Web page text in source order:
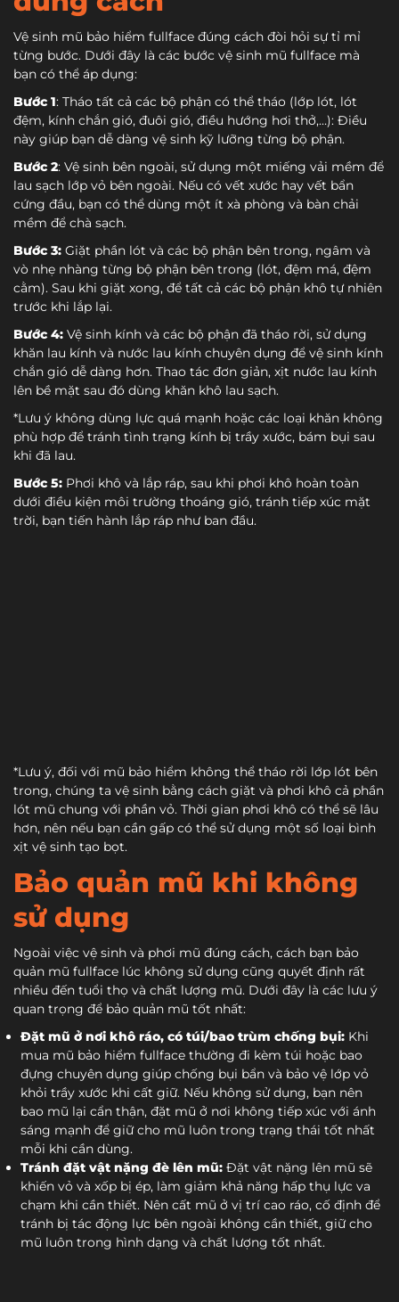
Vệ sinh mũ bảo hiểm fullface đúng cách đòi hỏi sự tỉ mỉ
từng bước. Dưới đây là các bước vệ sinh mũ fullface mà
bạn có thể áp dụng:
Bước 1: Tháo tất cả các bộ phận có thể tháo (lớp lót, lót
đệm, kính chắn gió, đuôi gió, điều hướng hơi thở,…): Điều
này giúp bạn dễ dàng vệ sinh kỹ lưỡng từng bộ phận.
Bước 2: Vệ sinh bên ngoài, sử dụng một miếng vải mềm để
lau sạch lớp vỏ bên ngoài. Nếu có vết xước hay vết bẩn
cứng đầu, bạn có thể dùng một ít xà phòng và bàn chải
mềm để chà sạch.
Bước 3: Giặt phần lót và các bộ phận bên trong, ngâm và
vò nhẹ nhàng từng bộ phận bên trong (lót, đệm má, đệm
cằm). Sau khi giặt xong, để tất cả các bộ phận khô tự nhiên
trước khi lắp lại.
Bước 4: Vệ sinh kính và các bộ phận đã tháo rời, sử dụng
khăn lau kính và nước lau kính chuyên dụng để vệ sinh kính
chắn gió dễ dàng hơn. Thao tác đơn giản, xịt nước lau kính
lên bề mặt sau đó dùng khăn khô lau sạch.
*Lưu ý không dùng lực quá mạnh hoặc các loại khăn không
phù hợp để tránh tình trạng kính bị trầy xước, bám bụi sau
khi đã lau.
Bước 5: Phơi khô và lắp ráp, sau khi phơi khô hoàn toàn
dưới điều kiện môi trường thoáng gió, tránh tiếp xúc mặt
trời, bạn tiến hành lắp ráp như ban đầu.
*Lưu ý, đối với mũ bảo hiểm không thể tháo rời lớp lót bên
trong, chúng ta vệ sinh bằng cách giặt và phơi khô cả phần
lót mũ chung với phần vỏ. Thời gian phơi khô có thể sẽ lâu
hơn, nên nếu bạn cần gấp có thể sử dụng một số loại bình
xịt vệ sinh tạo bọt.
Bảo quản mũ khi không
sử dụng
Ngoài việc vệ sinh và phơi mũ đúng cách, cách bạn bảo
quản mũ fullface lúc không sử dụng cũng quyết định rất
nhiều đến tuổi thọ và chất lượng mũ. Dưới đây là các lưu ý
quan trọng để bảo quản mũ tốt nhất:
Đặt mũ ở nơi khô ráo, có túi/bao trùm chống bụi: Khi
mua mũ bảo hiểm fullface thường đi kèm túi hoặc bao
đựng chuyên dụng giúp chống bụi bẩn và bảo vệ lớp vỏ
khỏi trầy xước khi cất giữ. Nếu không sử dụng, bạn nên
bao mũ lại cẩn thận, đặt mũ ở nơi không tiếp xúc với ánh
sáng mạnh để giữ cho mũ luôn trong trạng thái tốt nhất
mỗi khi cần dùng.
Tránh đặt vật nặng đè lên mũ: Đặt vật nặng lên mũ sẽ
khiến vỏ và xốp bị ép, làm giảm khả năng hấp thụ lực va
chạm khi cần thiết. Nên cất mũ ở vị trí cao ráo, cố định để
tránh bị tác động lực bên ngoài không cần thiết, giữ cho
mũ luôn trong hình dạng và chất lượng tốt nhất.